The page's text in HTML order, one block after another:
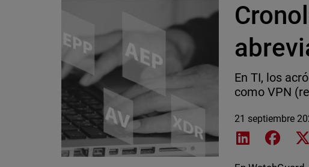
En TI, los
como VPN
21 septiembre
Share on